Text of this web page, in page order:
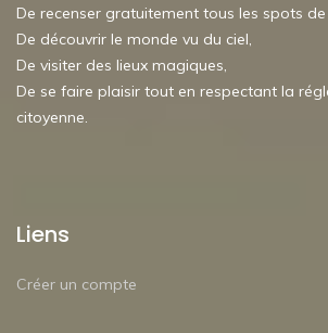
De recenser gratuitement tous les spots de
De découvrir le monde vu du ciel,
De visiter des lieux magiques,
De se faire plaisir tout en respectant la
citoyenne.
Liens
Créer un compte